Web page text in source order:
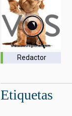
Redactor
Etiquetas